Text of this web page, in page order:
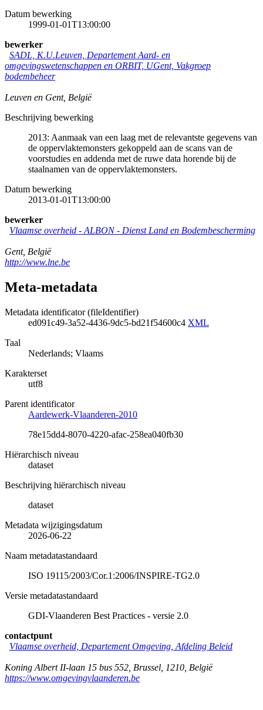
Datum bewerking
1999-01-01T13:00:00
bewerker
SADL, K.U.Leuven, Departement Aard- en
omgevingswetenschappen en ORBIT, UGent, Vakgroep
bodembeheer
Leuven en Gent, België
Beschrijving bewerking
2013: Aanmaak van een laag met de relevantste gegevens van
de oppervlaktemonsters gekoppeld aan de scans van de
voorstudies en addenda met de ruwe data horende bij de
staalnamen van de oppervlaktemonsters.
Datum bewerking
2013-01-01T13:00:00
bewerker
Vlaamse overheid - ALBON - Dienst Land en Bodembescherming
Gent, België
http://www.lne.be
Meta-metadata
Metadata identificator (fileIdentifier)
ed091c49-3a52-4436-9dc5-bd21f54600c4 XML
Taal
Nederlands; Vlaams
Karakterset
utf8
Parent identificator
Aardewerk-Vlaanderen-2010
78e15dd4-8070-4220-afac-258ea040fb30
Hiërarchisch niveau
dataset
Beschrijving hiërarchisch niveau
dataset
Metadata wijzigingsdatum
2026-06-22
Naam metadatastandaard
ISO 19115/2003/Cor.1:2006/INSPIRE-TG2.0
Versie metadatastandaard
GDI-Vlaanderen Best Practices - versie 2.0
contactpunt
Vlaamse overheid, Departement Omgeving, Afdeling Beleid
Koning Albert II-laan 15 bus 552 Brussel 1210 België
https://www.omgevingvlaanderen.be